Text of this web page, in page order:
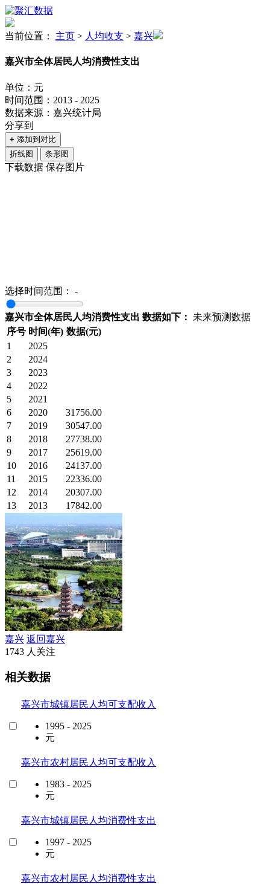
当前位置： 主页 > 人均收支 > 嘉兴
嘉兴市全体居民人均消费性支出
单位：元
时间范围：2013 - 2025
数据来源：嘉兴统计局
分享到
+ 添加到对比
折线图
条形图
下载数据 保存图片
选择时间范围： -
嘉兴市全体居民人均消费性支出 数据如下：
未来预测数据
序号 时间(年) 数据(元)
1
2025
2
2024
3
2023
4
2022
5
2021
6
2020
31756.00
7
2019
30547.00
8
2018
27738.00
9
2017
25619.00
10
2016
24137.00
11
2015
22336.00
12
2014
20307.00
13
2013 17842.00
嘉兴 返回嘉兴
1743 人关注
相关数据
嘉兴市城镇居民人均可支配收入
1995 - 2025
元
嘉兴市农村居民人均可支配收入
1983 - 2025
元
嘉兴市城镇居民人均消费性支出
1997 - 2025
元
嘉兴市农村居民人均消费性支出